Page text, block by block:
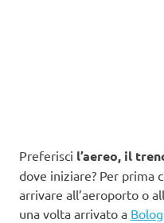
Preferisci l’aereo, il
dove iniziare? Per prima
arrivare all’aeroporto o
una volta arrivato a